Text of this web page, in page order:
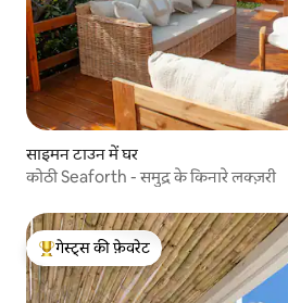
साइमन टाउन में घर
कोठी Seaforth - समुद्र के किनारे लक्ज़री
गेस्ट्स का टॉप फ़ेवरेट
गेस्ट्स की फ़ेवरेट